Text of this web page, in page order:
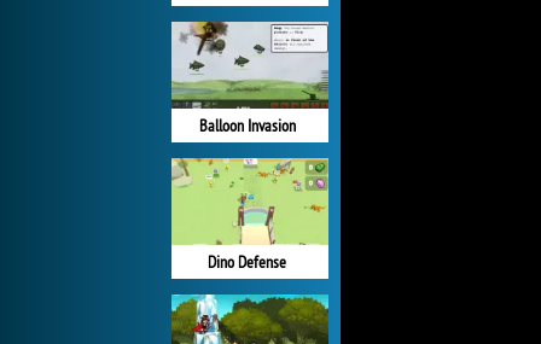
Balloon Invasion
Dino Defense